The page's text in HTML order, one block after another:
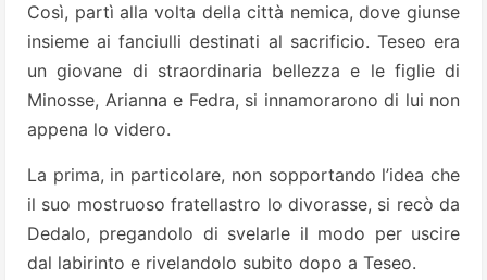
Così, partì alla volta della città nemica, dove giunse
insieme ai fanciulli destinati al sacrificio. Teseo era
un giovane di straordinaria bellezza e le figlie di
Minosse, Arianna e Fedra, si innamorarono di lui non
appena lo videro.
La prima, in particolare, non sopportando l’idea che
il suo mostruoso fratellastro lo divorasse, si recò da
Dedalo, pregandolo di svelarle il modo per uscire
dal labirinto e rivelandolo subito dopo a Teseo.